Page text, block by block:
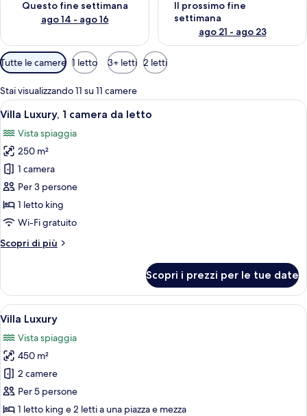
Questo fine settimana
ago 14 - ago 16
Il prossimo fine
settimana
ago 21 - ago 23
Filtri
disponibili
per
le
camere
Tutte le camere 1 letto 3+ letti 2 letti
Stai visualizzando 11 su 11 camere
Apri
tutte
le
foto
per
Villa
Luxury,
1
camera
da
Camera d'albergo moderna con un
7
Villa Luxury, 1 camera da letto
Vista spiaggia
250 m²
1 camera
Per 3 persone
1 letto king
Wi-Fi gratuito
Scopri di più
Altri
Luxury,
camera
letto
Scopri i prezzi per le tue date
Apri
tutte
le
foto
per
Villa
Luxury
Una camera d'albergo moderna con
15
Villa Luxury
Vista spiaggia
450 m²
2 camere
Per 5 persone
1 letto king e 2 letti a una piazza e mezza